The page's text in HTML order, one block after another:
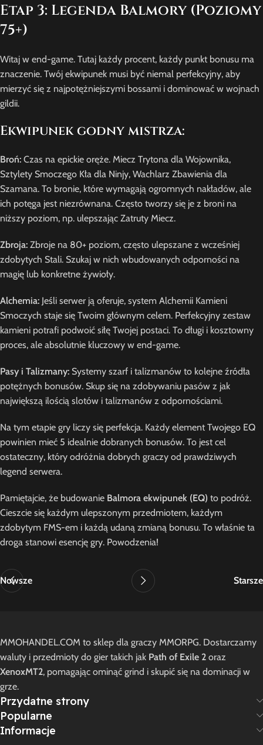
Etap 3: Legenda Balmory (Poziomy
75+)
Witaj w end-game. Tutaj każdy procent, każdy punkt bonusu ma
znaczenie. Twój ekwipunek musi być niemal perfekcyjny, aby
mierzyć się z najpotężniejszymi bossami i dominować w wojnach
gildii.
Ekwipunek godny mistrza:
Broń: Czas na epickie oręże. Miecz Trytona dla Wojownika,
Sztylety Smoczego Kła dla Ninjy, Wachlarz Zbawienia dla
Szamana. To bronie, które wymagają ogromnych nakładów, ale
ich potęga jest niezrównana. Często tworzy się je z broni na
niższy poziom, np. ulepszając Zatruty Miecz.
Zbroja: Zbroje na 80+ poziom, często ulepszane z wcześniej
zdobytych Stali. Szukaj w nich wbudowanych odporności na
magię lub konkretne żywioły.
Alchemia: Jeśli serwer ją oferuje, system Alchemii Kamieni
Smoczych staje się Twoim głównym celem. Perfekcyjny zestaw
kamieni potrafi podwoić siłę Twojej postaci. To długi i kosztowny
proces, ale absolutnie kluczowy w end-game.
Pasy i Talizmany: Systemy szarf i talizmanów to kolejne źródła
potężnych bonusów. Skup się na zdobywaniu pasów z jak
największą ilością slotów i talizmanów z odpornościami.
Na tym etapie gry liczy się perfekcja. Każdy element Twojego EQ
powinien mieć 5 idealnie dobranych bonusów. To jest cel
ostateczny, który odróżnia dobrych graczy od prawdziwych
legend serwera.
Pamiętajcie, że budowanie Balmora ekwipunek (EQ) to podróż.
Cieszcie się każdym ulepszonym przedmiotem, każdym
zdobytym FMS-em i każdą udaną zmianą bonusu. To właśnie ta
droga stanowi esencję gry. Powodzenia!
Nowsze Starsze
MMOHANDEL.COM to sklep dla graczy MMORPG. Dostarczamy
waluty i przedmioty do gier takich jak Path of Exile 2 oraz
XenoxMT2, pomagając ominąć grind i skupić się na dominacji w
grze.
Przydatne strony
Popularne
Informacje